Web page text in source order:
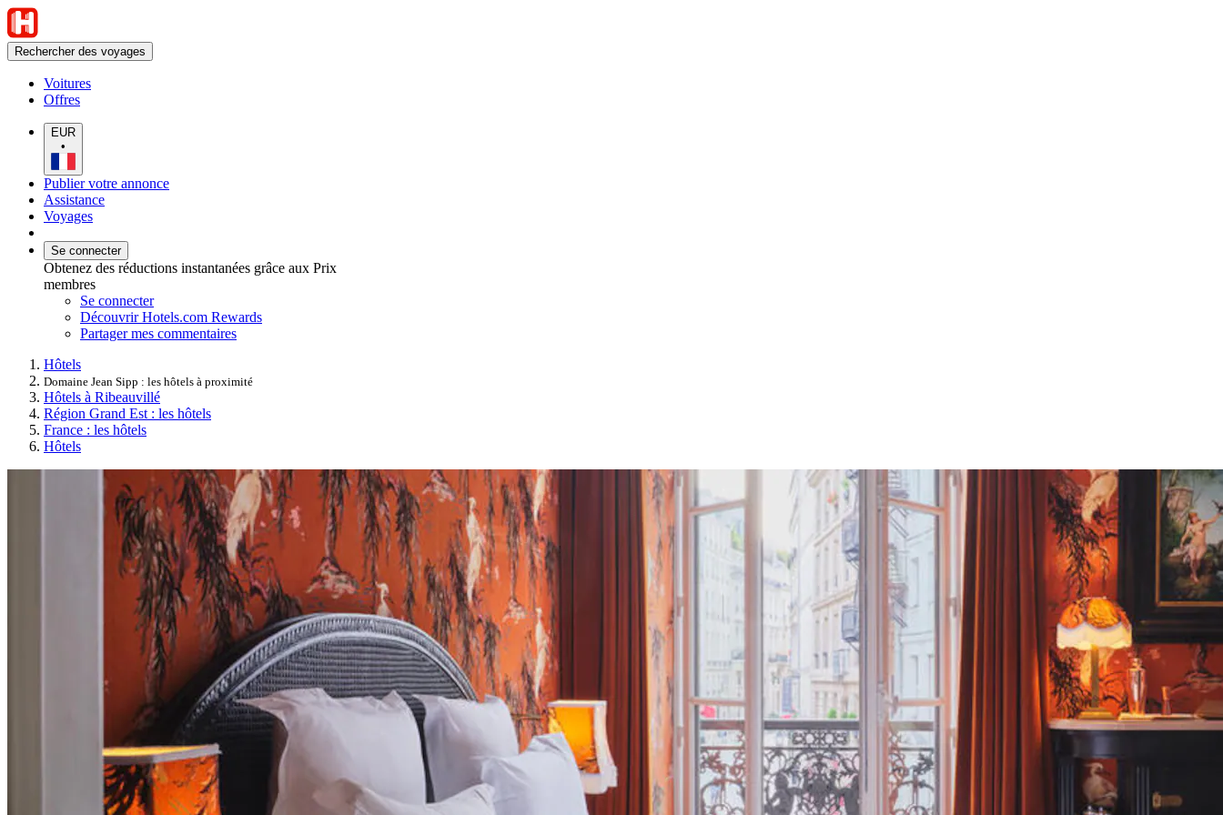
Rechercher des voyages
Voitures
Offres
EUR
•
Publier votre annonce
Assistance
Voyages
Se connecter
Obtenez des réductions instantanées grâce aux Prix
membres
Se connecter
Découvrir Hotels.com Rewards
Partager mes commentaires
Hôtels
Domaine Jean Sipp : les hôtels à proximité
Hôtels à Ribeauvillé
Région Grand Est : les hôtels
France : les hôtels
Hôtels